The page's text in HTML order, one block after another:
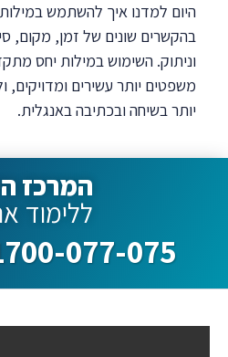
היום למדנו איך להשתמש
בהקשרים שונים של זמן, מקום,
וניתוק. השימוש במילות יחס
משפטים יותר עשירים ומדויקים,
יותר בשיחה ובכתיבה באנגלית.
המרכז
ללימוד
077-075